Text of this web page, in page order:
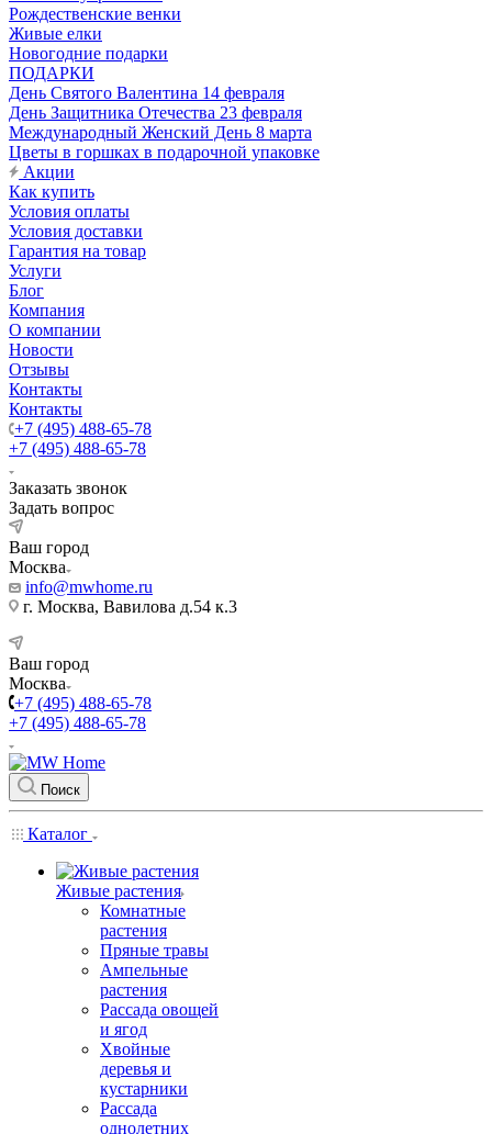
Рождественские венки
Живые елки
Новогодние подарки
ПОДАРКИ
День Святого Валентина 14 февраля
День Защитника Отечества 23 февраля
Международный Женский День 8 марта
Цветы в горшках в подарочной упаковке
Акции
Как купить
Условия оплаты
Условия доставки
Гарантия на товар
Услуги
Блог
Компания
О компании
Новости
Отзывы
Контакты
Контакты
+7 (495) 488-65-78
+7 (495) 488-65-78
Заказать звонок
Задать вопрос
Ваш город
Москва
info@mwhome.ru
г. Москва, Вавилова д.54 к.3
Ваш город
Москва
+7 (495) 488-65-78
+7 (495) 488-65-78
Поиск
Каталог
Живые растения
Комнатные
растения
Пряные травы
Ампельные
растения
Рассада овощей
и ягод
Хвойные
деревья и
кустарники
Рассада
однолетних